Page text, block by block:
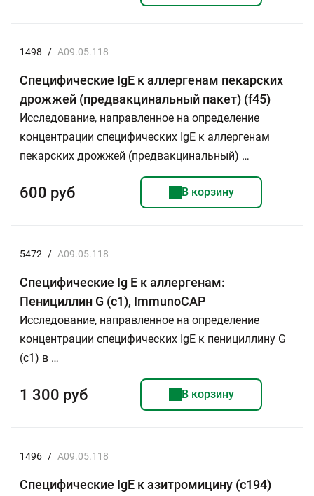
1498 / A09.05.118
Специфические IgE к аллергенам пекарских
дрожжей (предвакцинальный пакет) (f45)
Исследование, направленное на определение
концентрации специфических IgE к аллергенам
пекарских дрожжей (предвакцинальный) …
600 руб В корзину
5472 / A09.05.118
Специфические Ig E к аллергенам:
Пенициллин G (c1), ImmunoCAP
Исследование, направленное на определение
концентрации специфических IgE к пенициллину G
(c1) в …
1 300 руб В корзину
1496 / A09.05.118
Специфические IgE к азитромицину (c194)